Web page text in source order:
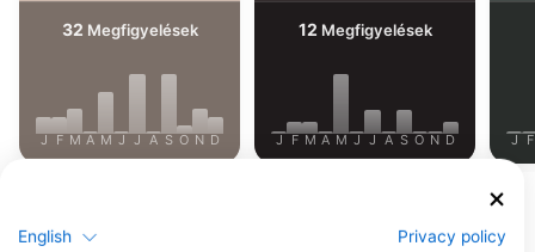
32 Megfigyelések
J F M A M J J A S O N D
12 Megfigyelések
J F M A M J J A S O N D J F
English Privacy policy